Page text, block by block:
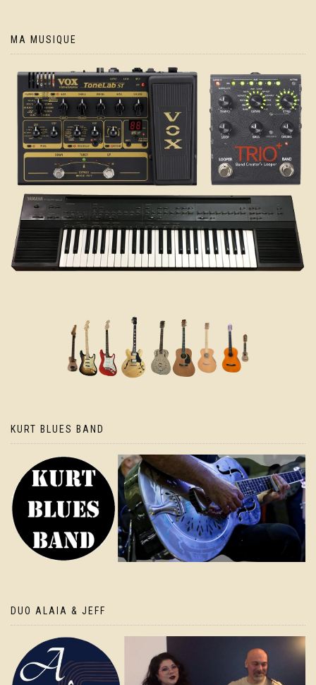
MA MUSIQUE
KURT BLUES BAND
DUO ALAIA & JEFF